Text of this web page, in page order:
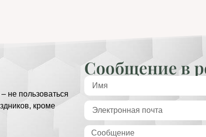
не пользоваться
кроме
Сообщение в